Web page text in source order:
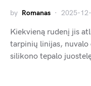
by Romanas 2025-
Kiekvieną rudenį jis
tarpinių linijas, nuvalo
silikono tepalo